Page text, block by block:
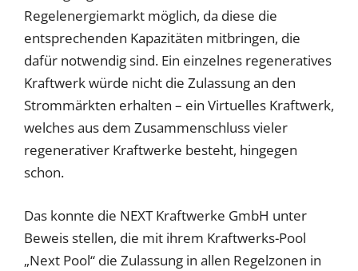
Regelenergiemarkt möglich, da diese die
entsprechenden Kapazitäten mitbringen, die
dafür notwendig sind. Ein einzelnes regeneratives
Kraftwerk würde nicht die Zulassung an den
Strommärkten erhalten – ein Virtuelles Kraftwerk,
welches aus dem Zusammenschluss vieler
regenerativer Kraftwerke besteht, hingegen
schon.
Das konnte die NEXT Kraftwerke GmbH unter
Beweis stellen, die mit ihrem Kraftwerks-Pool
„Next Pool“ die Zulassung in allen Regelzonen in